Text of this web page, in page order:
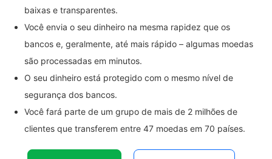
baixas e transparentes.
Você envia o seu dinheiro na mesma rapidez que os
bancos e, geralmente, até mais rápido – algumas moedas
são processadas em minutos.
O seu dinheiro está protegido com o mesmo nível de
segurança dos bancos.
Você fará parte de um grupo de mais de 2 milhões de
clientes que transferem entre 47 moedas em 70 países.